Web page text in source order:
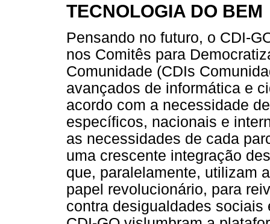
TECNOLOGIA DO BEM
Pensando no futuro, o CDI-
nos Comitês para
Comunidade (CDIs
avançados de informática e
acordo com a necessidade
específicos, nacionais e
as necessidades de cada
uma crescente integração
que, paralelamente, utilizam
papel revolucionário, para
contra desigualdades